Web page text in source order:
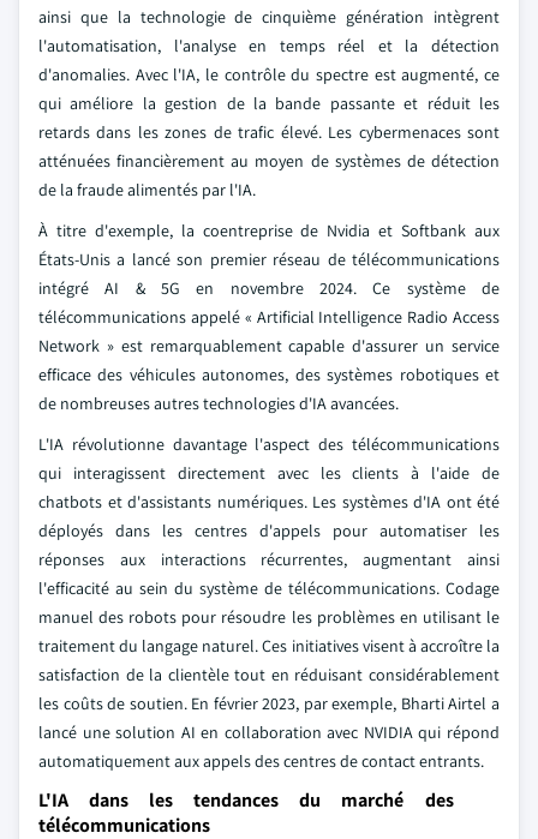
ainsi que la technologie de cinquième génération intègrent
l'automatisation, l'analyse en temps réel et la détection
d'anomalies. Avec l'IA, le contrôle du spectre est augmenté, ce
qui améliore la gestion de la bande passante et réduit les
retards dans les zones de trafic élevé. Les cybermenaces sont
atténuées financièrement au moyen de systèmes de détection
de la fraude alimentés par l'IA.
À titre d'exemple, la coentreprise de Nvidia et Softbank aux
États-Unis a lancé son premier réseau de télécommunications
intégré AI & 5G en novembre 2024. Ce système de
télécommunications appelé « Artificial Intelligence Radio Access
Network » est remarquablement capable d'assurer un service
efficace des véhicules autonomes, des systèmes robotiques et
de nombreuses autres technologies d'IA avancées.
L'IA révolutionne davantage l'aspect des télécommunications
qui interagissent directement avec les clients à l'aide de
chatbots et d'assistants numériques. Les systèmes d'IA ont été
déployés dans les centres d'appels pour automatiser les
réponses aux interactions récurrentes, augmentant ainsi
l'efficacité au sein du système de télécommunications. Codage
manuel des robots pour résoudre les problèmes en utilisant le
traitement du langage naturel. Ces initiatives visent à accroître la
satisfaction de la clientèle tout en réduisant considérablement
les coûts de soutien. En février 2023, par exemple, Bharti Airtel a
lancé une solution AI en collaboration avec NVIDIA qui répond
automatiquement aux appels des centres de contact entrants.
L'IA dans les tendances du marché des
télécommunications